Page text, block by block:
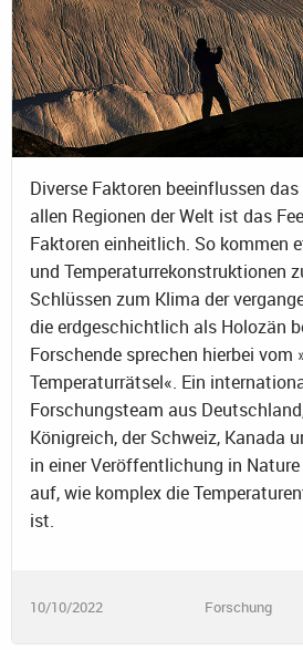
Diverse Faktoren beeinflussen
allen Regionen der Welt ist das
Faktoren einheitlich. So kommen
und Temperaturrekonstruktionen
Schlüssen zum Klima der
die erdgeschichtlich als Holozän
Forschende sprechen hierbei vom
Temperaturrätsel«. Ein
Forschungsteam aus
Königreich, der Schweiz, Kanada
in einer Veröffentlichung in
auf, wie komplex die
ist.
10/10/2022 Forschung